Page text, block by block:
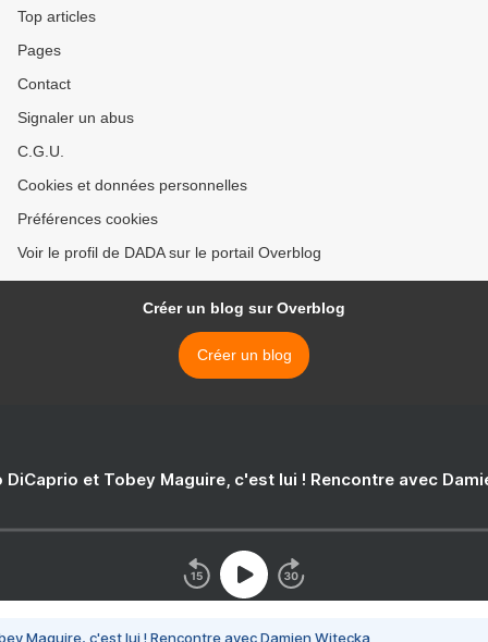
Top articles
Pages
Contact
Signaler un abus
C.G.U.
Cookies et données personnelles
Préférences cookies
Voir le profil de DADA sur le portail Overblog
Créer un blog sur Overblog
Créer un blog
DiCaprio et Tobey Maguire, c'est lui ! Rencontre avec
Maguire, c'est lui ! Rencontre avec Damien Witecka